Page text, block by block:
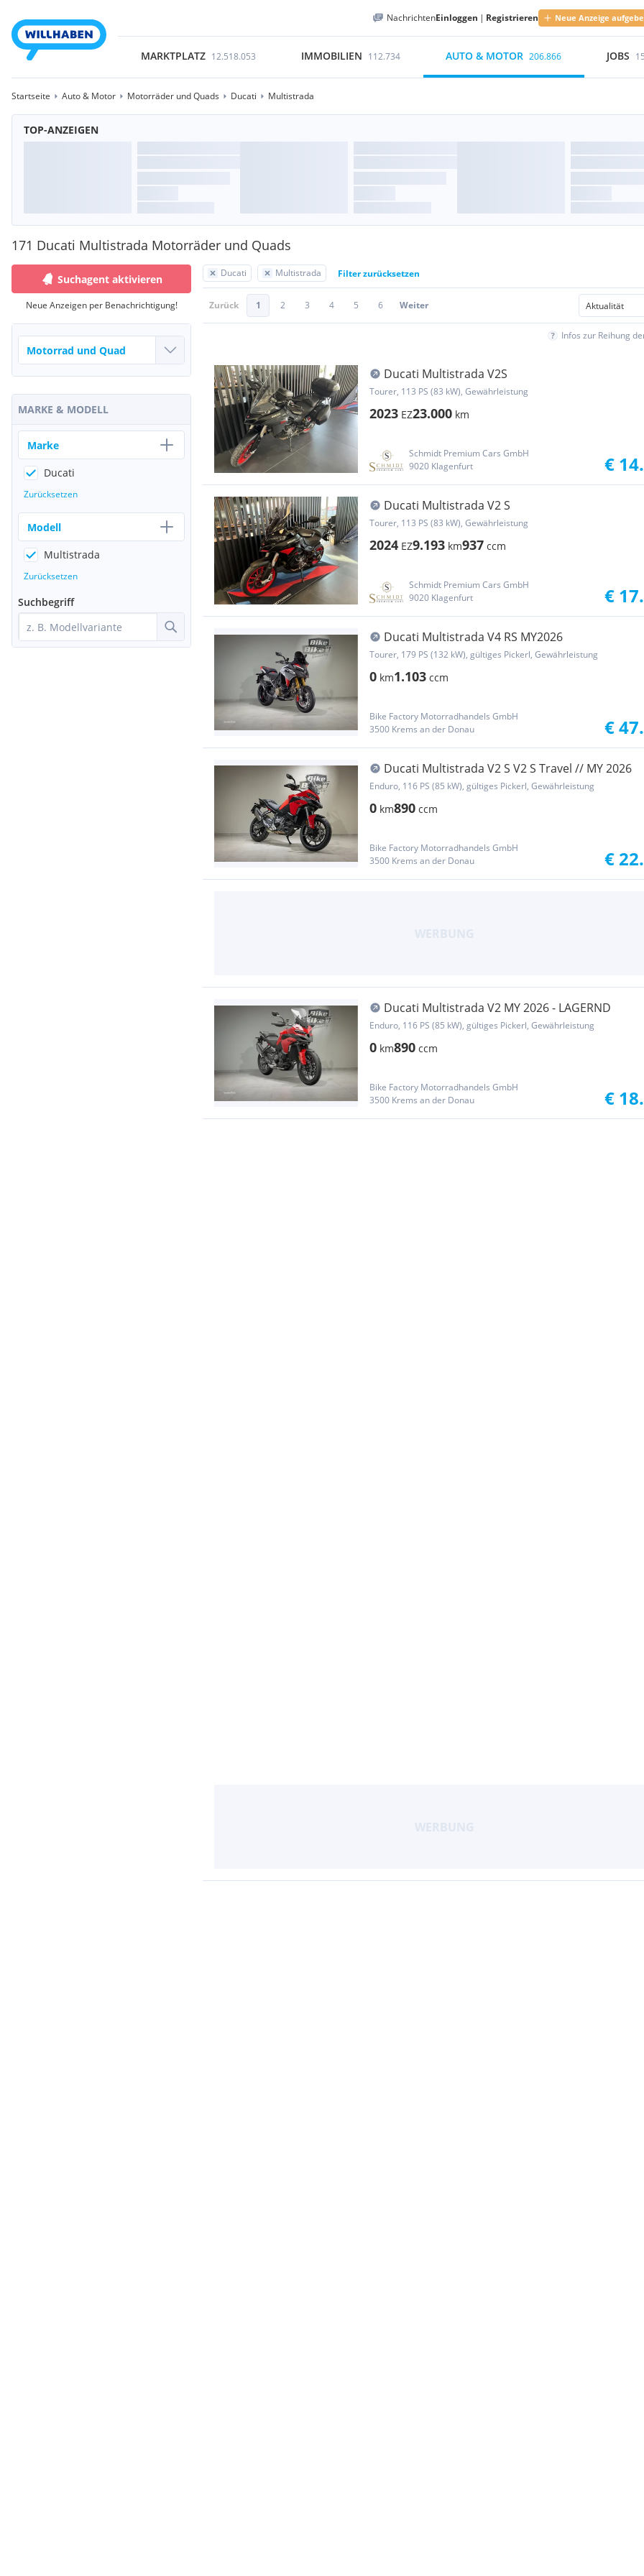
NachrichtenEinloggen | Registrieren Neue Anzeige
MARKTPLATZ 12.518.053 IMMOBILIEN 112.734 AUTO & MOTOR 206.866 JOBS
Startseite Auto & Motor Motorräder und Quads Ducati Multistrada
TOP-ANZEIGEN
171 Ducati Multistrada Motorräder und Quads
Ducati Multistrada Filter zurücksetzen
Zurück 1 2 3 4 5 6 Weiter
Infos zur Reihung
Ducati Multistrada V2S
Tourer, 113 PS (83 kW), Gewährleistung
2023 EZ23.000 km
Schmidt Premium Cars GmbH
9020 Klagenfurt
€
Ducati Multistrada V2 S
Tourer, 113 PS (83 kW), Gewährleistung
2024 EZ9.193 km937 ccm
Schmidt Premium Cars GmbH
9020 Klagenfurt
€
Ducati Multistrada V4 RS MY2026
Tourer, 179 PS (132 kW), gültiges Pickerl, Gewährleistung
0 km1.103 ccm
Bike Factory Motorradhandels GmbH
3500 Krems an der Donau
€
Ducati Multistrada V2 S V2 S Travel // MY 2026
Enduro, 116 PS (85 kW), gültiges Pickerl, Gewährleistung
0 km890 ccm
Bike Factory Motorradhandels GmbH
3500 Krems an der Donau
€
Ducati Multistrada V2 MY 2026 - LAGERND
Enduro, 116 PS (85 kW), gültiges Pickerl, Gewährleistung
0 km890 ccm
Bike Factory Motorradhandels GmbH
3500 Krems an der Donau
€
Suchagent aktivieren
Neue Anzeigen per Benachrichtigung!
MARKE & MODELL
Marke
Ducati
Zurücksetzen
Modell
Multistrada
Zurücksetzen
Suchbegriff